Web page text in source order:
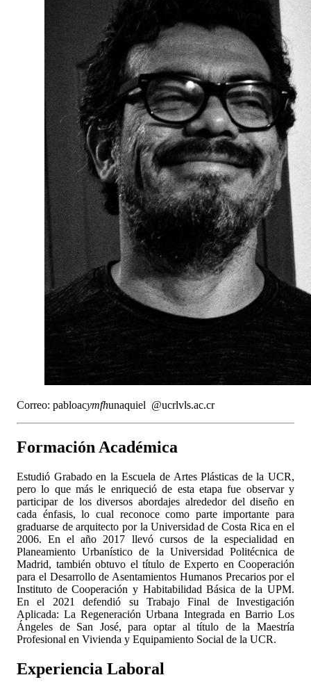
Correo: pabloacymfhunaquiel @ucrlvls.ac.cr
Formación Académica
Estudió Grabado en la Escuela de Artes Plásticas de la UCR,
pero lo que más le enriqueció de esta etapa fue observar y
participar de los diversos abordajes alrededor del diseño en
cada énfasis, lo cual reconoce como parte importante para
graduarse de arquitecto por la Universidad de Costa Rica en el
2006. En el año 2017 llevó cursos de la especialidad en
Planeamiento Urbanístico de la Universidad Politécnica de
Madrid, también obtuvo el título de Experto en Cooperación
para el Desarrollo de Asentamientos Humanos Precarios por el
Instituto de Cooperación y Habitabilidad Básica de la UPM.
En el 2021 defendió su Trabajo Final de Investigación
Aplicada: La Regeneración Urbana Integrada en Barrio Los
Ángeles de San José, para optar al título de la Maestría
Profesional en Vivienda y Equipamiento Social de la UCR.
Experiencia Laboral